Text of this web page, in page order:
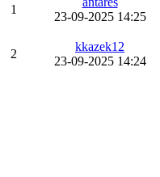
1
23-09-2025 14:25
2
kkazek12
23-09-2025 14:24